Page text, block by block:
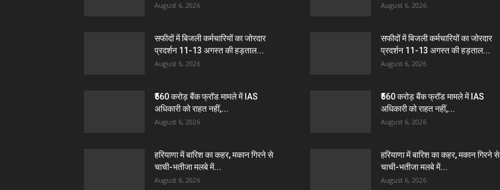
August 6, 2026
सफीदों में बिजली कर्मचारियों का जोरदार
प्रदर्शन 11-13 अगस्त की हड़ताल...
August 6, 2026
₹560 करोड़ बैंक फ्रॉड मामले में IAS
अधिकारी को राहत नहीं,...
August 6, 2026
हरियाणा में बारिश का कहर, मकान गिरने से
चाची-भतीजा मलबे में...
August 6, 2026
August 6, 2026
सफीदों में बिजली कर्मचारियों का जोरदार
प्रदर्शन 11-13 अगस्त की हड़ताल...
August 6, 2026
₹560 करोड़ बैंक फ्रॉड मामले में IAS
अधिकारी को राहत नहीं,...
August 6, 2026
हरियाणा में बारिश का कहर, मकान गिरने से
चाची-भतीजा मलबे में...
August 6, 2026